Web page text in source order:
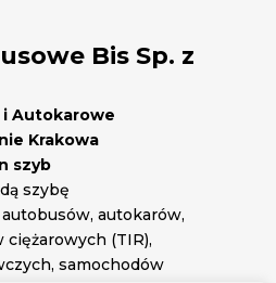
Bis Sp. z
Autokarowe
Krakowa
szyb
szybę
autokarów,
(TIR),
samochodów